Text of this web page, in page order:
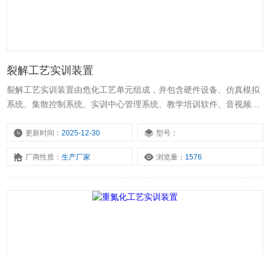
裂解工艺实训装置
裂解工艺实训装置由危化工艺单元组成，并包含硬件设备、仿真模拟
系统、集散控制系统、实训中心管理系统、教学培训软件、音视频和
更新时间：2025-12-30 型号：
厂商性质：生产厂家 浏览量： 1576